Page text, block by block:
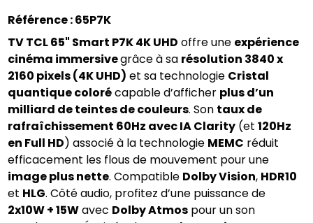
Référence : 65P7K
TV TCL 65" Smart P7K 4K UHD offre une expérience
cinéma immersive grâce à sa résolution 3840 x
2160 pixels (4K UHD) et sa technologie Cristal
quantique coloré capable d’afficher plus d’un
milliard de teintes de couleurs. Son taux de
rafraîchissement 60Hz avec IA Clarity (et 120Hz
en Full HD) associé à la technologie MEMC réduit
image plus nette. Compatible Dolby Vision, HDR10
et HLG
2x10W + 15W avec Dolby Atmos pour un son